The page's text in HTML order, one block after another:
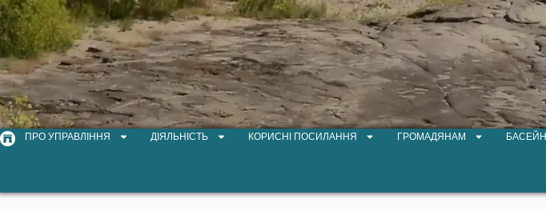
ПРО УПРАВЛІННЯ ДІЯЛЬНІСТЬ КОРИСНІ ПОСИЛАННЯ ГРОМАДЯНАМ